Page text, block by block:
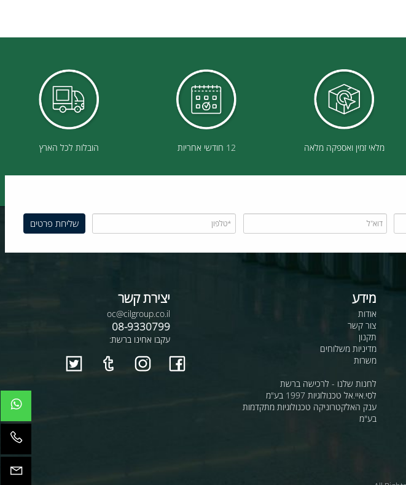
מלאי זמין ואספקה מלאה 12 חודשי אחריות הובלות לכל הארץ
מידע
אודות
צור קשר
מדיניות משלוחים
משרות
לחנות שלנו - לרכישה ברשת
יצירת קשר
08-9330799